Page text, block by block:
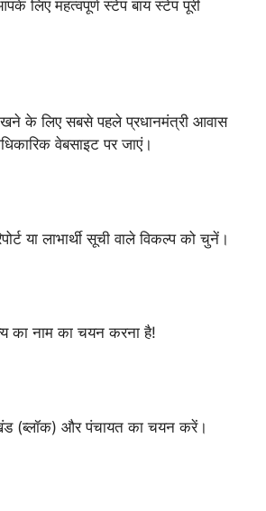
लिए महत्वपूर्ण स्टेप बाय स्टेप पूरी
के लिए सबसे पहले प्रधानमंत्री आवास
वेबसाइट पर जाएं।
या लाभार्थी सूची वाले विकल्प को चुनें।
का नाम का चयन करना है!
(ब्लॉक) और पंचायत का चयन करें।